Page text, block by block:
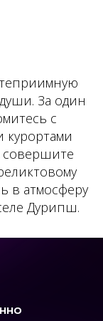
За один
с
совершите
в атмосферу
Дурипш.